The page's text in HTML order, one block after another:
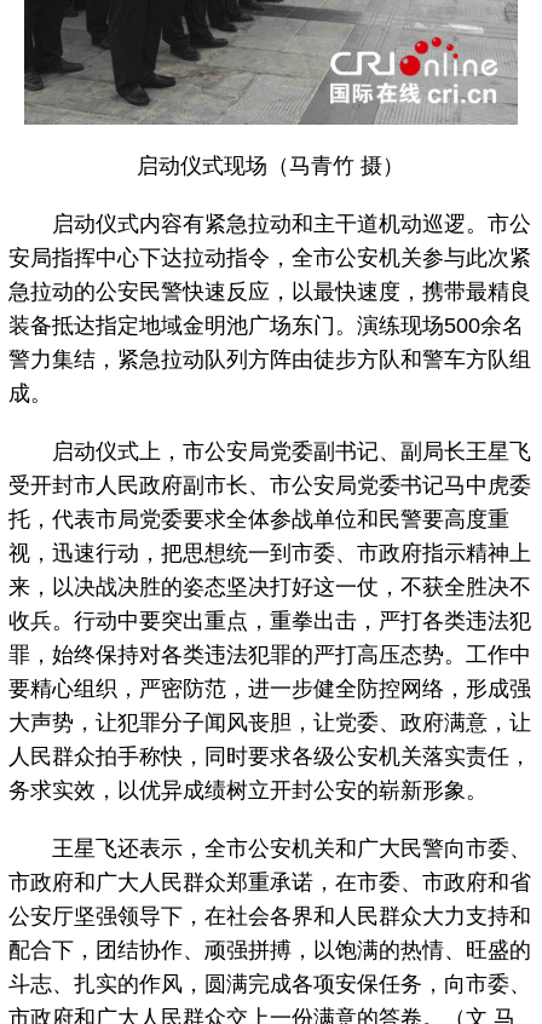
启动仪式现场（马青竹 摄）
启动仪式内容有紧急拉动和主干道机动巡逻。市公
安局指挥中心下达拉动指令，全市公安机关参与此次紧
急拉动的公安民警快速反应，以最快速度，携带最精良
装备抵达指定地域金明池广场东门。演练现场500余名
警力集结，紧急拉动队列方阵由徒步方队和警车方队组
成。
启动仪式上，市公安局党委副书记、副局长王星飞
受开封市人民政府副市长、市公安局党委书记马中虎委
托，代表市局党委要求全体参战单位和民警要高度重
视，迅速行动，把思想统一到市委、市政府指示精神上
来，以决战决胜的姿态坚决打好这一仗，不获全胜决不
收兵。行动中要突出重点，重拳出击，严打各类违法犯
罪，始终保持对各类违法犯罪的严打高压态势。工作中
要精心组织，严密防范，进一步健全防控网络，形成强
大声势，让犯罪分子闻风丧胆，让党委、政府满意，让
人民群众拍手称快，同时要求各级公安机关落实责任，
务求实效，以优异成绩树立开封公安的崭新形象。
王星飞还表示，全市公安机关和广大民警向市委、
市政府和广大人民群众郑重承诺，在市委、市政府和省
公安厅坚强领导下，在社会各界和人民群众大力支持和
配合下，团结协作、顽强拼搏，以饱满的热情、旺盛的
斗志、扎实的作风，圆满完成各项安保任务，向市委、
市政府和广大人民群众交上一份满意的答卷。（文 马